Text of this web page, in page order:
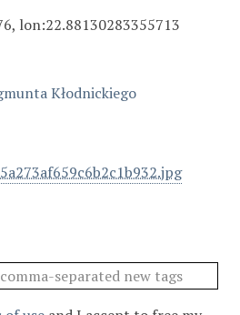
lon:22.88130283355713
Kłodnickiego